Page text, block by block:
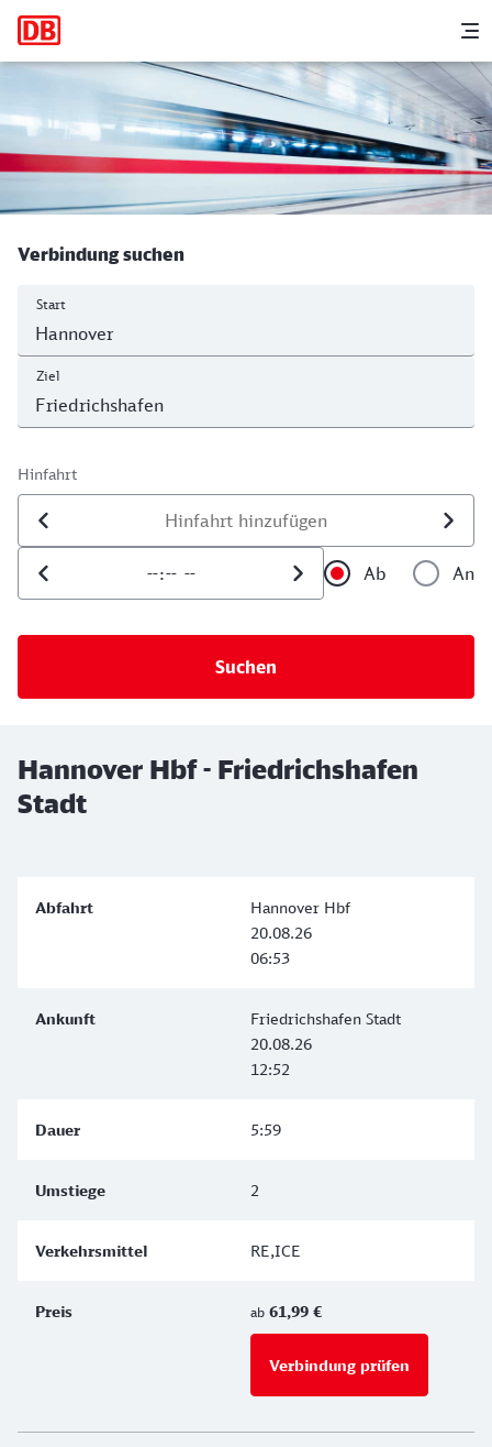
Hauptnavigation
Hannover Hbf - Friedrichshafen Stadt
Verbindung suchen
Start
Ziel
Hinfahrt
Datum der Hinfahrt
Uhrzeit der Hinfahrt
Ab
An
Hannover Hbf - Friedrichshafen
Stadt
Hannover Hbf
20.08.26
06:53
Friedrichshafen Stadt
20.08.26
12:52
5:59
2
RE,ICE
ab 61,99 €
Verbindung prüfen